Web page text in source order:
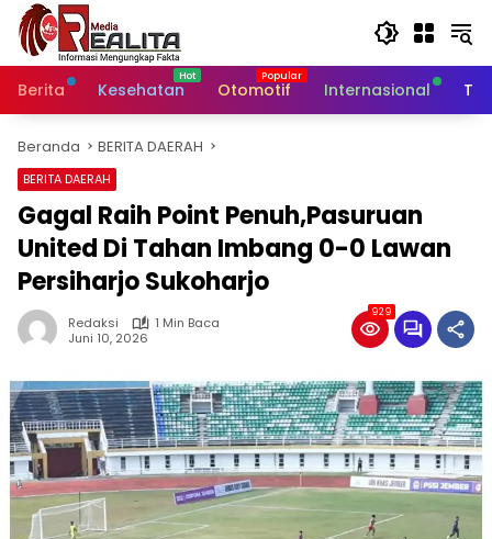
Langsung
konten
Berita
Kesehatan Otomotif Internasional
Beranda BERITA DAERAH
BERITA DAERAH
Gagal Raih Point Penuh,Pasuruan
United Di Tahan Imbang 0-0 Lawan
Persiharjo Sukoharjo
Redaksi
1 Min Baca
Juni 10, 2026
929